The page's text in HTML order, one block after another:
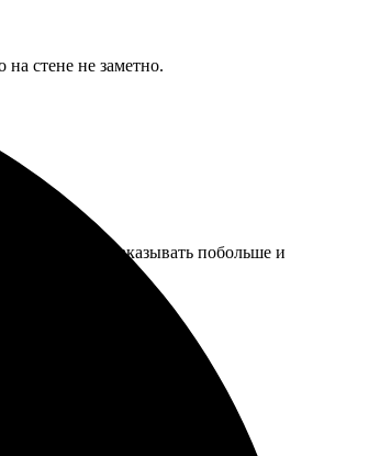
стене не заметно.
раз буду заказывать побольше и